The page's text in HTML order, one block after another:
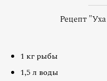
Рецепт
1 кг рыбы
1,5 л воды